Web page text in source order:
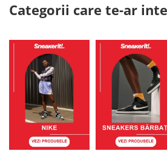
Categorii care te-ar